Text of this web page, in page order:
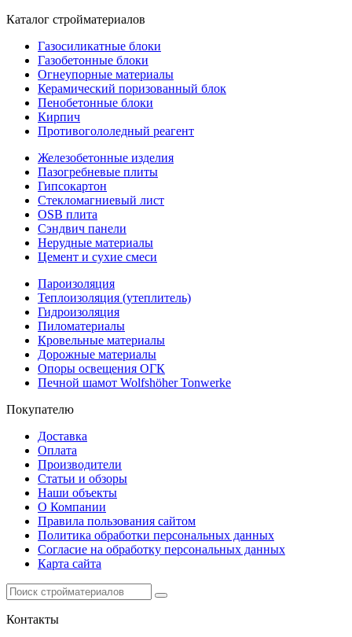
Каталог стройматериалов
Газосиликатные блоки
Газобетонные блоки
Огнеупорные материалы
Керамический поризованный блок
Пенобетонные блоки
Кирпич
Противогололедный реагент
Железобетонные изделия
Пазогребневые плиты
Гипсокартон
Стекломагниевый лист
OSB плита
Сэндвич панели
Нерудные материалы
Цемент и сухие смеси
Пароизоляция
Теплоизоляция (утеплитель)
Гидроизоляция
Пиломатериалы
Кровельные материалы
Дорожные материалы
Опоры освещения ОГК
Печной шамот Wolfshöher Tonwerke
Покупателю
Доставка
Оплата
Производители
Статьи и обзоры
Наши объекты
О Компании
Правила пользования сайтом
Политика обработки персональных данных
Согласие на обработку персональных данных
Карта сайта
Контакты